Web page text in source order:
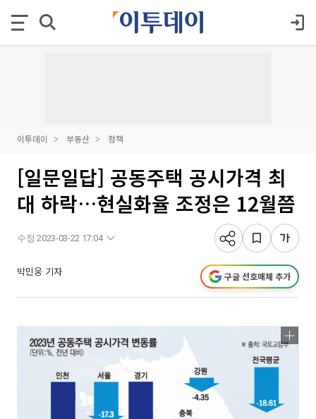
이투데이 부동산 정책
[일문일답] 공동주택 공시가격 최
대 하락…현실화율 조정은 12월쯤
수정 2023-03-22 17:04
박민웅 기자 구글 선호매체 추가